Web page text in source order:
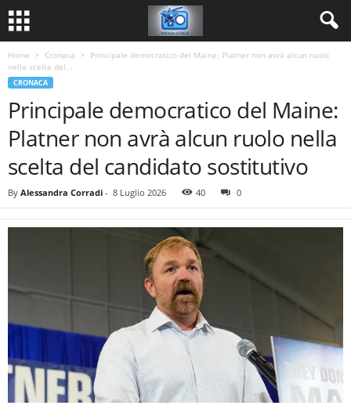
Home Cronaca
Principale democratico del Maine: Platner non avrà alcun ruolo
nella scelta del...
CRONACA
Principale democratico del Maine:
Platner non avrà alcun ruolo nella
scelta del candidato sostitutivo
By Alessandra Corradi - 8 Luglio 2026 40 0